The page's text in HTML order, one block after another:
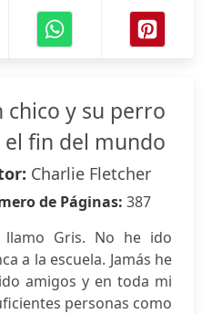
chico y su perro
el fin del mundo
Charlie Fletcher
de Páginas: 387
llamo Gris. No he ido
a la escuela. Jamás he
amigos y en toda mi
personas como